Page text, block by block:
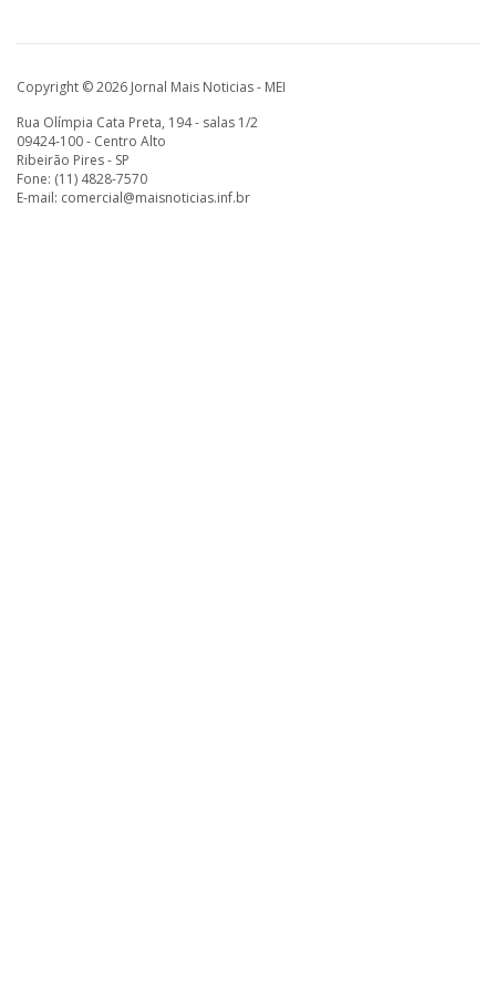
Copyright © 2026 Jornal Mais Noticias - MEI
Rua Olímpia Cata Preta, 194 - salas 1/2
09424-100 - Centro Alto
Ribeirão Pires - SP
Fone: (11) 4828-7570
E-mail: comercial@maisnoticias.inf.br